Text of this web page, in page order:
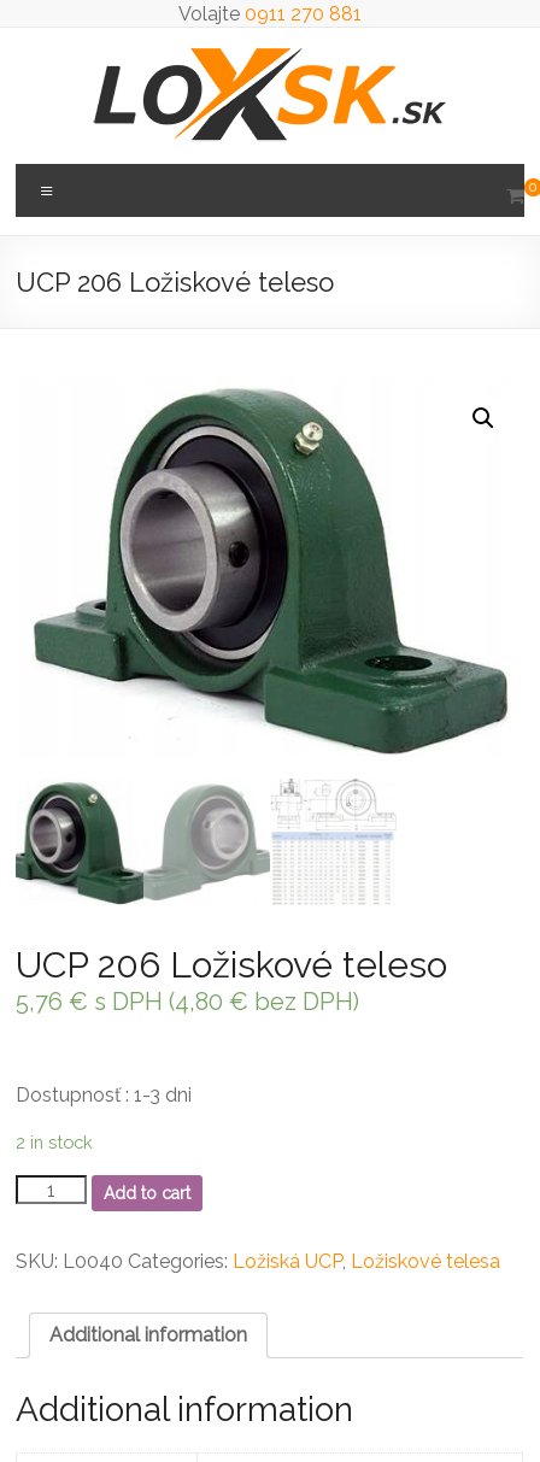
Volajte 0911 270 881
Loxsk
predaj
0
UCP 206 Ložiskové teleso
UCP 206 Ložiskové teleso
5,76 € s DPH (4,80 € bez DPH)
Dostupnosť : 1-3 dni
2 in stock
UCP
206
teleso
Add to cart
SKU: L0040 Categories: Ložiská UCP, Ložiskové telesa
Additional information
Additional information